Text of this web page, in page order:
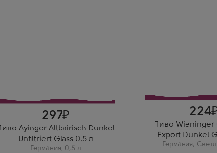
297
Пиво Ayinger Altbairisch Dunkel
Unfiltriert Glass 0.5 л
Германия, 0,5 л
224
Пиво Wieninger
Export Dunkel
Германия,